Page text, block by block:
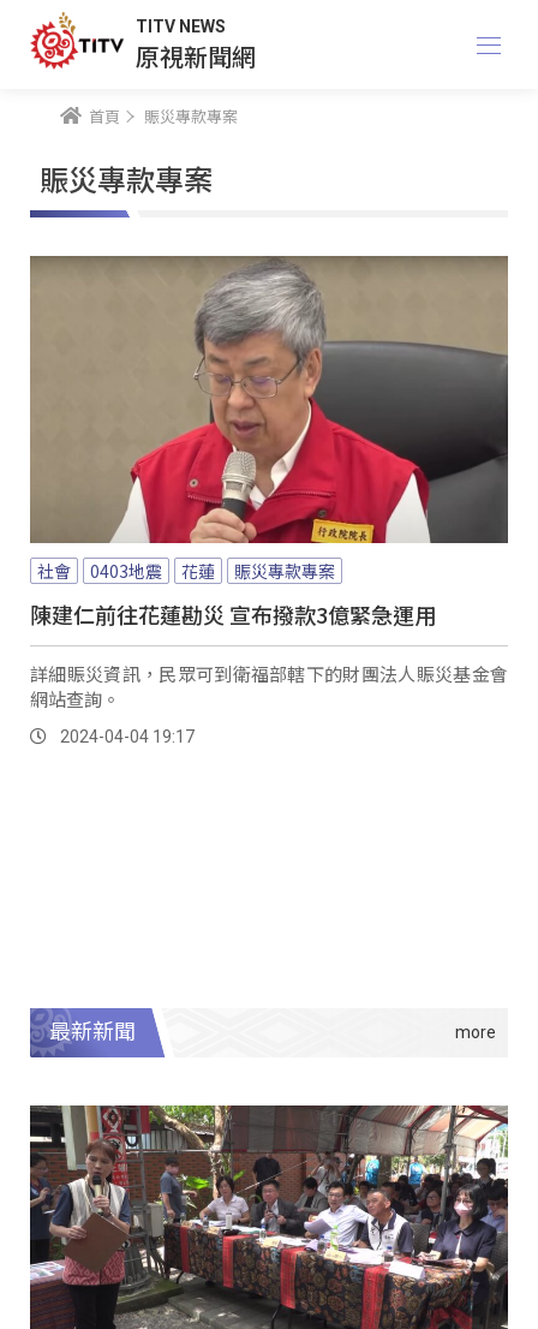
TITV NEWS
原視新聞網
首頁 賑災專款專案
賑災專款專案
社會 0403地震 花蓮 賑災專款專案
陳建仁前往花蓮勘災 宣布撥款3億緊急運用
詳細賑災資訊，民眾可到衛福部轄下的財團法人賑災基金會
網站查詢。
2024-04-04 19:17
最新新聞